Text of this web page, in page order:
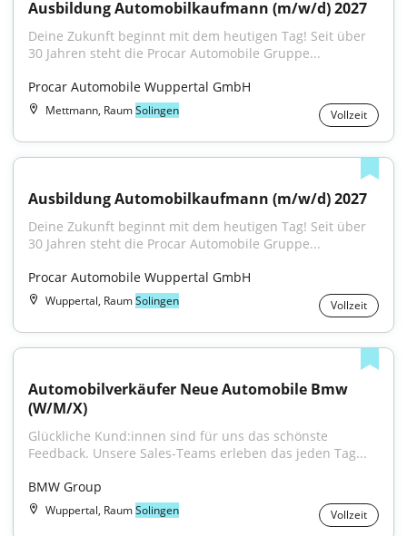
Ausbildung Automobilkaufmann (m/w/d) 2027
Deine Zukunft beginnt mit dem heutigen Tag! Seit über
30 Jahren steht die Procar Automobile Gruppe...
Procar Automobile Wuppertal GmbH
Mettmann, RaumSolingen Vollzeit
Ausbildung Automobilkaufmann (m/w/d) 2027
Deine Zukunft beginnt mit dem heutigen Tag! Seit über
30 Jahren steht die Procar Automobile Gruppe...
Procar Automobile Wuppertal GmbH
Wuppertal, RaumSolingen Vollzeit
Automobilverkäufer Neue Automobile Bmw
(W/M/X)
Glückliche Kund:innen sind für uns das schönste
Feedback. Unsere Sales-Teams erleben das jeden Tag...
BMW Group
Wuppertal, RaumSolingen Vollzeit